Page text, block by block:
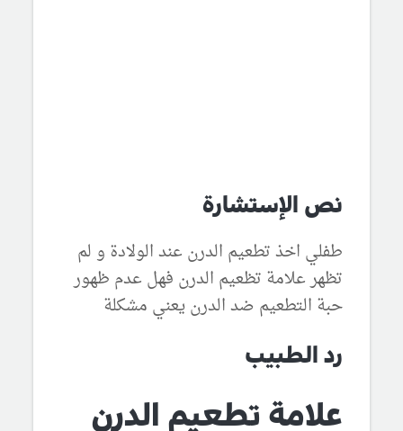
نص الإستشارة
طفلي اخذ تطعيم الدرن عند الولادة و لم
تظهر علامة تظعيم الدرن فهل عدم ظهور
حبة التطعيم ضد الدرن يعني مشكلة
رد الطبيب
علامة تطعيم الدرن